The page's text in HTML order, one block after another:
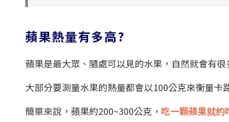
蘋果熱量有多高?
蘋果是最大眾、隨處可以見的水果，自然就會有
大部分要測量水果的熱量都會以100公克來衡量卡
簡單來說，蘋果約200~300公克， 吃一顆蘋果就